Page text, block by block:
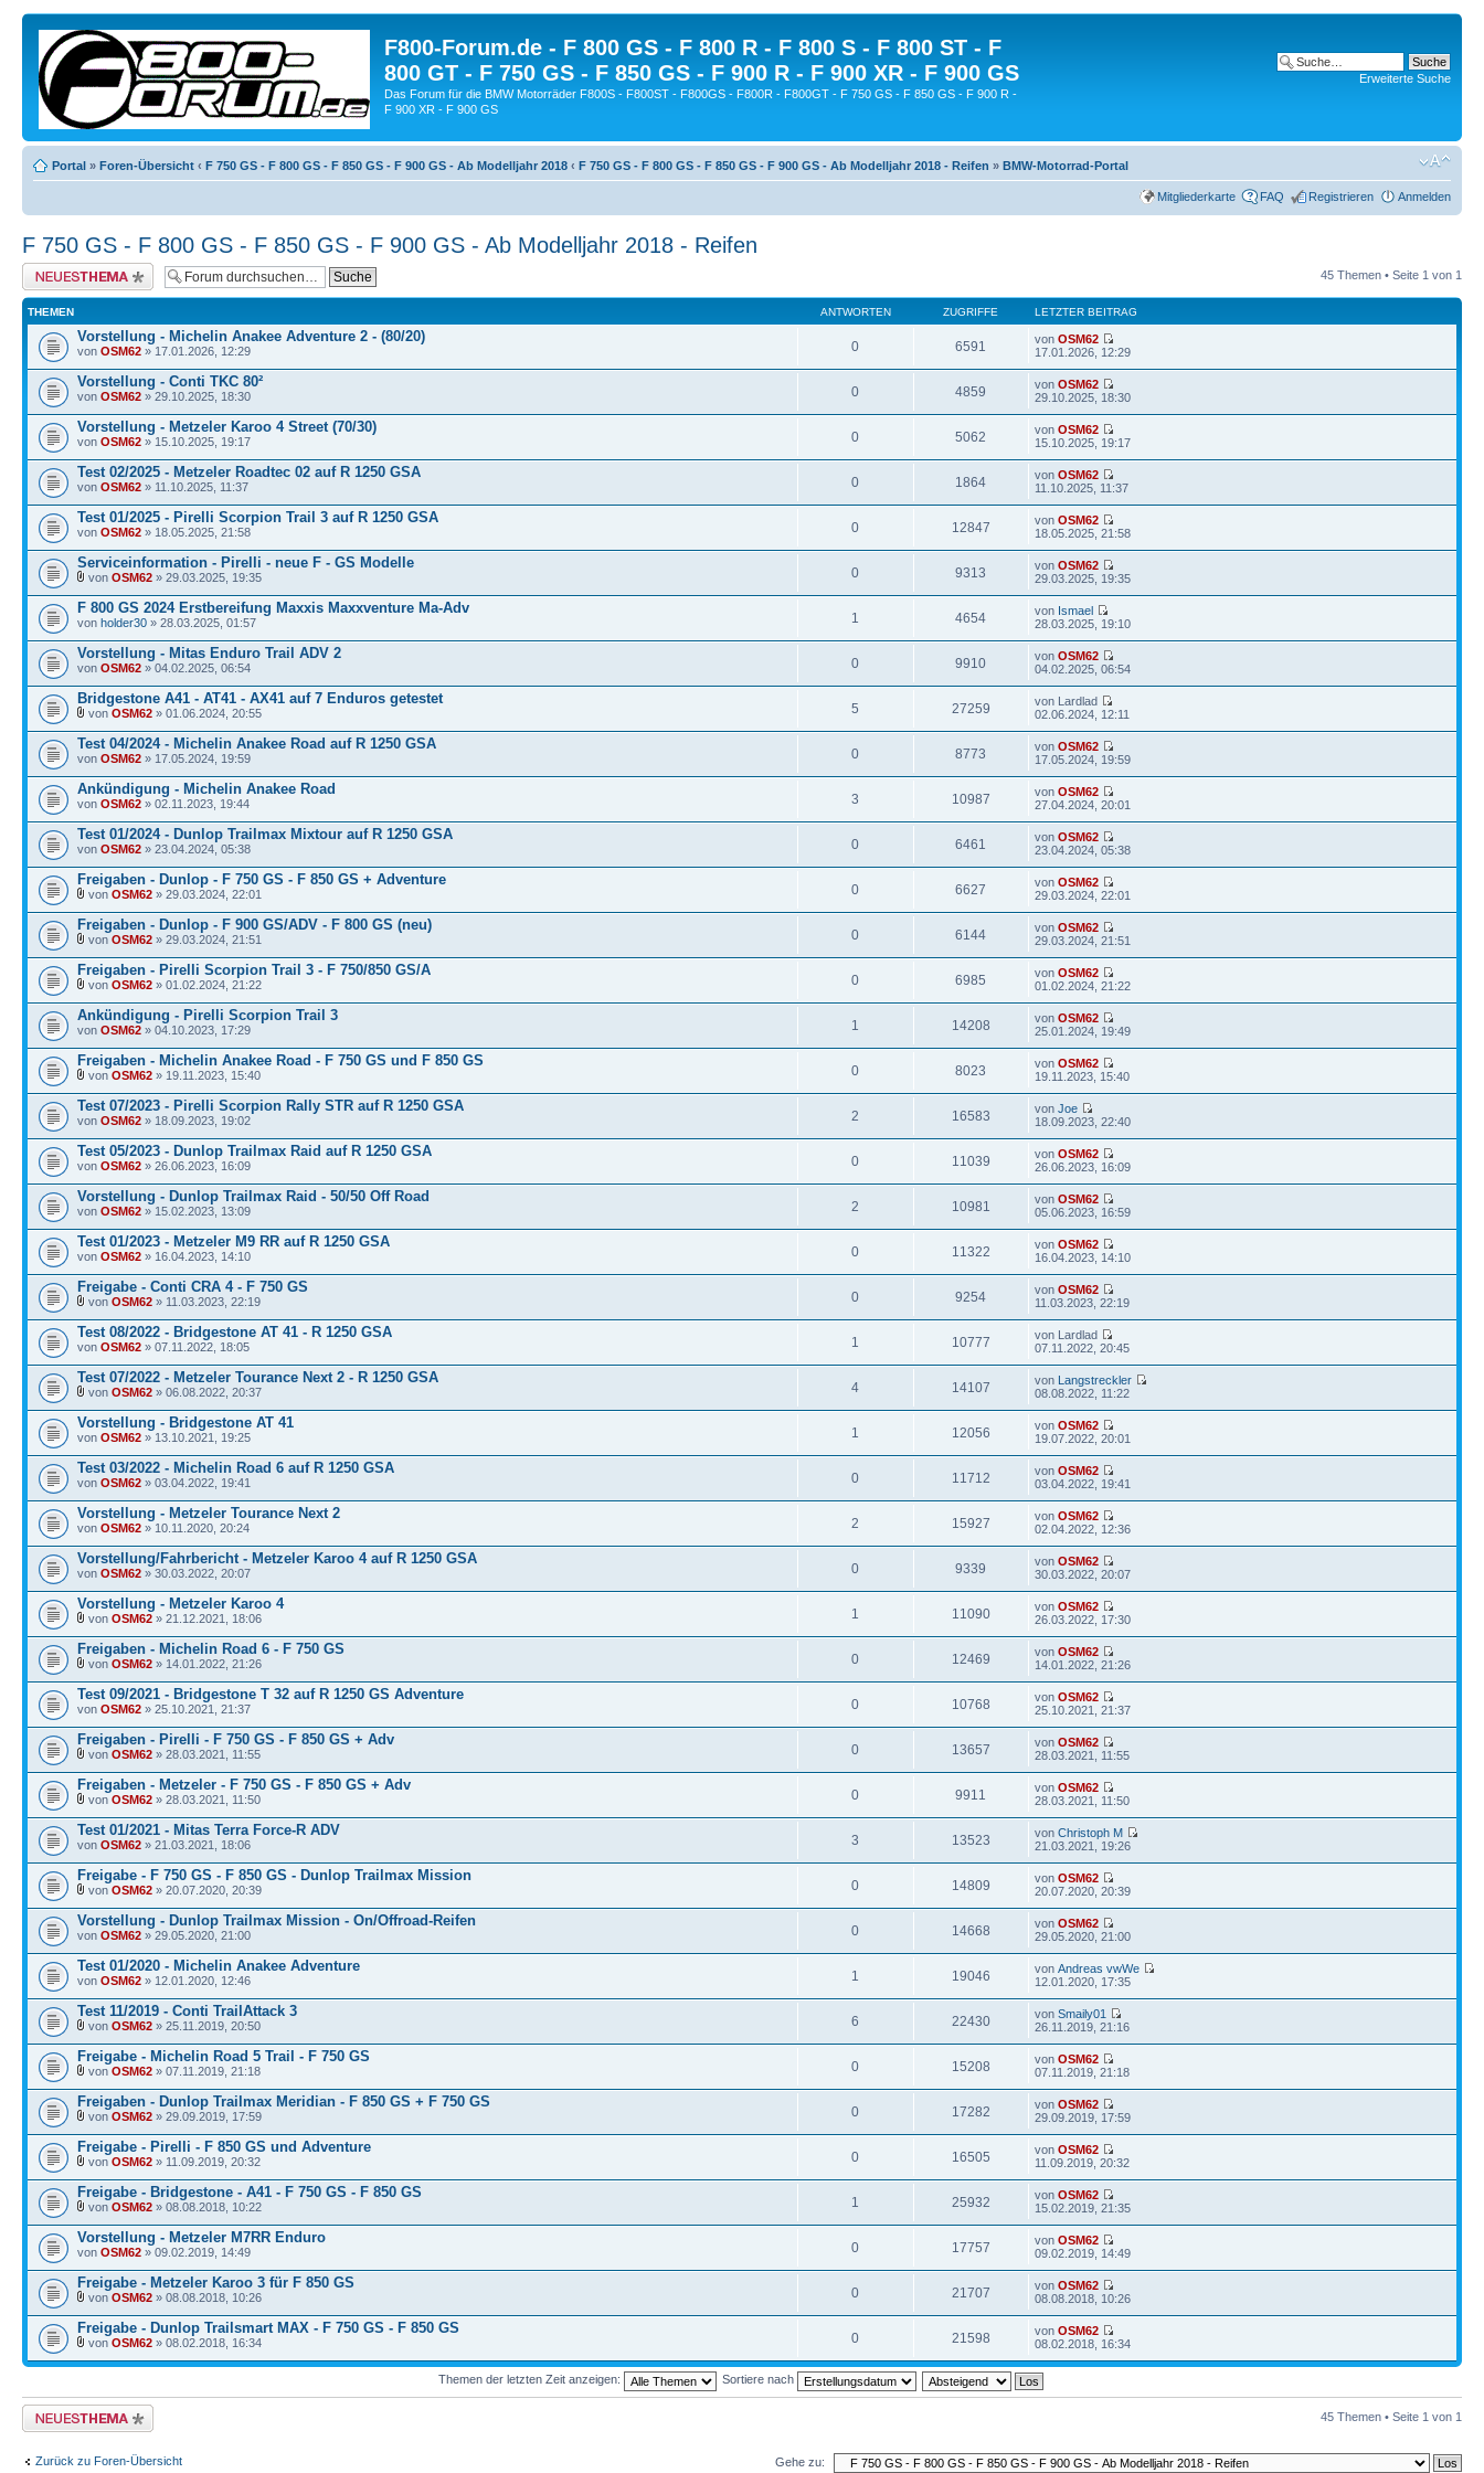
F800-Forum.de - F 800 GS - F 800 R - F 800 S - F 800 ST - F
800 GT - F 750 GS - F 850 GS - F 900 R - F 900 XR - F 900 GS
Das Forum für die BMW Motorräder F800S - F800ST - F800GS - F800R - F800GT - F 750 GS - F 850 GS - F 900 R -
F 900 XR - F 900 GS
Erweiterte Suche
Portal » Foren-Übersicht ‹ F 750 GS - F 800 GS - F 850 GS - F 900 GS - Ab Modelljahr 2018 ‹ F 750 GS - F 800 GS - F 850 GS - F 900 GS - Ab Modelljahr 2018 - Reifen » BMW-Motorrad-Portal
Mitgliederkarte FAQ Registrieren Anmelden
F 750 GS - F 800 GS - F 850 GS - F 900 GS - Ab Modelljahr 2018 - Reifen
Neues Thema erstellen 45 Themen • Seite 1 von 1
THEMEN ANTWORTEN ZUGRIFFE LETZTER BEITRAG
Vorstellung - Michelin Anakee Adventure 2 - (80/20)
von OSM62 » 17.01.2026, 12:29 0 6591 vonOSM62
17.01.2026, 12:29
Vorstellung - Conti TKC 80²
von OSM62 » 29.10.2025, 18:30 0 4859 vonOSM62
29.10.2025, 18:30
Vorstellung - Metzeler Karoo 4 Street (70/30)
von OSM62 » 15.10.2025, 19:17 0 5062 vonOSM62
15.10.2025, 19:17
Test 02/2025 - Metzeler Roadtec 02 auf R 1250 GSA
von OSM62 » 11.10.2025, 11:37 0 1864 vonOSM62
11.10.2025, 11:37
Test 01/2025 - Pirelli Scorpion Trail 3 auf R 1250 GSA
von OSM62 » 18.05.2025, 21:58 0 12847 vonOSM62
18.05.2025, 21:58
Serviceinformation - Pirelli - neue F - GS Modelle
von OSM62 » 29.03.2025, 19:35 0 9313 vonOSM62
29.03.2025, 19:35
F 800 GS 2024 Erstbereifung Maxxis Maxxventure Ma-Adv
von holder30 » 28.03.2025, 01:57 1 4654 von Ismael
28.03.2025, 19:10
Vorstellung - Mitas Enduro Trail ADV 2
von OSM62 » 04.02.2025, 06:54 0 9910 vonOSM62
04.02.2025, 06:54
Bridgestone A41 - AT41 - AX41 auf 7 Enduros getestet
von OSM62 » 01.06.2024, 20:55 5 27259
von Lardlad
02.06.2024, 12:11
Test 04/2024 - Michelin Anakee Road auf R 1250 GSA
von OSM62 » 17.05.2024, 19:59 0 8773 vonOSM62
17.05.2024, 19:59
Ankündigung - Michelin Anakee Road
von OSM62 » 02.11.2023, 19:44 3 10987 vonOSM62
27.04.2024, 20:01
Test 01/2024 - Dunlop Trailmax Mixtour auf R 1250 GSA
von OSM62 » 23.04.2024, 05:38 0 6461 vonOSM62
23.04.2024, 05:38
Freigaben - Dunlop - F 750 GS - F 850 GS + Adventure
von OSM62 » 29.03.2024, 22:01 0 6627 vonOSM62
29.03.2024, 22:01
Freigaben - Dunlop - F 900 GS/ADV - F 800 GS (neu)
von OSM62 » 29.03.2024, 21:51 0 6144 vonOSM62
29.03.2024, 21:51
Freigaben - Pirelli Scorpion Trail 3 - F 750/850 GS/A
von OSM62 » 01.02.2024, 21:22 0 6985 vonOSM62
01.02.2024, 21:22
Ankündigung - Pirelli Scorpion Trail 3
von OSM62 » 04.10.2023, 17:29 1 14208 vonOSM62
25.01.2024, 19:49
Freigaben - Michelin Anakee Road - F 750 GS und F 850 GS
von OSM62 » 19.11.2023, 15:40 0 8023 vonOSM62
19.11.2023, 15:40
Test 07/2023 - Pirelli Scorpion Rally STR auf R 1250 GSA
von OSM62 » 18.09.2023, 19:02 2 16583 vonJoe
18.09.2023, 22:40
Test 05/2023 - Dunlop Trailmax Raid auf R 1250 GSA
von OSM62 » 26.06.2023, 16:09 0 11039 vonOSM62
26.06.2023, 16:09
Vorstellung - Dunlop Trailmax Raid - 50/50 Off Road
von OSM62 » 15.02.2023, 13:09 2 10981 vonOSM62
05.06.2023, 16:59
Test 01/2023 - Metzeler M9 RR auf R 1250 GSA
von OSM62 » 16.04.2023, 14:10 0 11322 vonOSM62
16.04.2023, 14:10
Freigabe - Conti CRA 4 - F 750 GS
von OSM62 » 11.03.2023, 22:19 0 9254 vonOSM62
11.03.2023, 22:19
Test 08/2022 - Bridgestone AT 41 - R 1250 GSA
von OSM62 » 07.11.2022, 18:05 1 10777
von Lardlad
07.11.2022, 20:45
Test 07/2022 - Metzeler Tourance Next 2 - R 1250 GSA
von OSM62 » 06.08.2022, 20:37 4 14107 von Langstreckler
08.08.2022, 11:22
Vorstellung - Bridgestone AT 41
von OSM62 » 13.10.2021, 19:25 1 12056 vonOSM62
19.07.2022, 20:01
Test 03/2022 - Michelin Road 6 auf R 1250 GSA
von OSM62 » 03.04.2022, 19:41 0 11712 vonOSM62
03.04.2022, 19:41
Vorstellung - Metzeler Tourance Next 2
von OSM62 » 10.11.2020, 20:24 2 15927 vonOSM62
02.04.2022, 12:36
Vorstellung/Fahrbericht - Metzeler Karoo 4 auf R 1250 GSA
von OSM62 » 30.03.2022, 20:07 0 9339 vonOSM62
30.03.2022, 20:07
Vorstellung - Metzeler Karoo 4
von OSM62 » 21.12.2021, 18:06 1 11090 vonOSM62
26.03.2022, 17:30
Freigaben - Michelin Road 6 - F 750 GS
von OSM62 » 14.01.2022, 21:26 0 12469 vonOSM62
14.01.2022, 21:26
Test 09/2021 - Bridgestone T 32 auf R 1250 GS Adventure
von OSM62 » 25.10.2021, 21:37 0 10768 vonOSM62
25.10.2021, 21:37
Freigaben - Pirelli - F 750 GS - F 850 GS + Adv
von OSM62 » 28.03.2021, 11:55 0 13657 vonOSM62
28.03.2021, 11:55
Freigaben - Metzeler - F 750 GS - F 850 GS + Adv
von OSM62 » 28.03.2021, 11:50 0 9911 vonOSM62
28.03.2021, 11:50
Test 01/2021 - Mitas Terra Force-R ADV
von OSM62 » 21.03.2021, 18:06 3 13523 vonChristoph M
21.03.2021, 19:26
Freigabe - F 750 GS - F 850 GS - Dunlop Trailmax Mission
von OSM62 » 20.07.2020, 20:39 0 14809 vonOSM62
20.07.2020, 20:39
Vorstellung - Dunlop Trailmax Mission - On/Offroad-Reifen
von OSM62 » 29.05.2020, 21:00 0 14668 vonOSM62
29.05.2020, 21:00
Test 01/2020 - Michelin Anakee Adventure
von OSM62 » 12.01.2020, 12:46 1 19046 vonAndreas vwWe
12.01.2020, 17:35
Test 11/2019 - Conti TrailAttack 3
von OSM62 » 25.11.2019, 20:50 6 22430 vonSmaily01
26.11.2019, 21:16
Freigabe - Michelin Road 5 Trail - F 750 GS
von OSM62 » 07.11.2019, 21:18 0 15208 vonOSM62
07.11.2019, 21:18
Freigaben - Dunlop Trailmax Meridian - F 850 GS + F 750 GS
von OSM62 » 29.09.2019, 17:59 0 17282 vonOSM62
29.09.2019, 17:59
Freigabe - Pirelli - F 850 GS und Adventure
von OSM62 » 11.09.2019, 20:32 0 16505 vonOSM62
11.09.2019, 20:32
Freigabe - Bridgestone - A41 - F 750 GS - F 850 GS
von OSM62 » 08.08.2018, 10:22 1 25932 vonOSM62
15.02.2019, 21:35
Vorstellung - Metzeler M7RR Enduro
von OSM62 » 09.02.2019, 14:49 0 17757 vonOSM62
09.02.2019, 14:49
Freigabe - Metzeler Karoo 3 für F 850 GS
von OSM62 » 08.08.2018, 10:26 0 21707 vonOSM62
08.08.2018, 10:26
Freigabe - Dunlop Trailsmart MAX - F 750 GS - F 850 GS
von OSM62 » 08.02.2018, 16:34 0 21598 vonOSM62
08.02.2018, 16:34
Themen der letzten Zeit anzeigen: Sortiere nach
Neues Thema erstellen 45 Themen • Seite 1 von 1
Zurück zu Foren-Übersicht Gehe zu: